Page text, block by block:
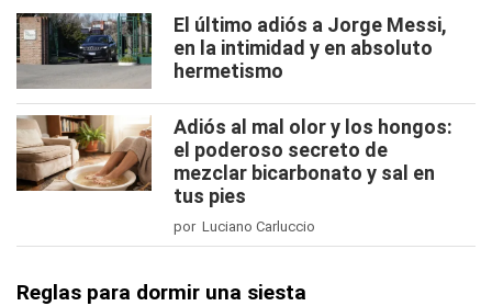
El último adiós a Jorge Messi,
en la intimidad y en absoluto
hermetismo
Adiós al mal olor y los hongos:
el poderoso secreto de
mezclar bicarbonato y sal en
tus pies
por Luciano Carluccio
Reglas para dormir una siesta